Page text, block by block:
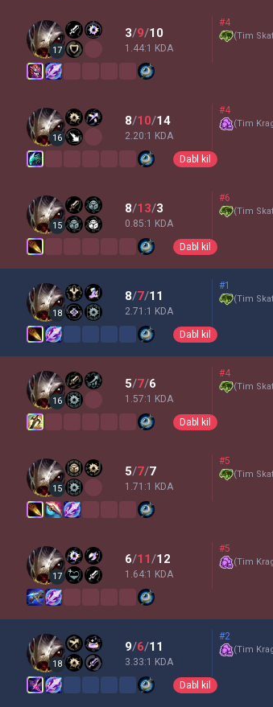
17
3/9/10
1.44:1 KDA
#4
(Tim
16
8/10/14
2.20:1 KDA
#4
(Tim
Dabl kil
15
8/13/3
0.85:1 KDA
#6
(Tim
Dabl kil
18
8/7/11
2.71:1 KDA
#1
(Tim
Dabl kil
16
5/7/6
1.57:1 KDA
#4
(Tim
Dabl kil
15
5/7/7
1.71:1 KDA
#5
(Tim
17
6/11/12
1.64:1 KDA
#5
(Tim
18
9/6/11
3.33:1 KDA
#2
(Tim
Dabl kil